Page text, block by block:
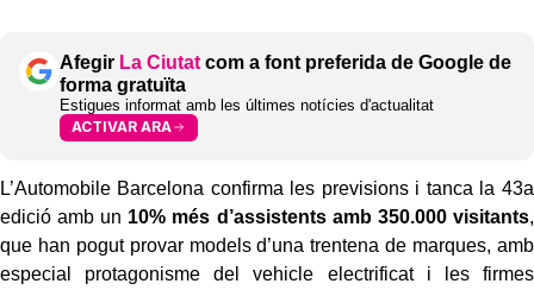
Afegir La Ciutat com a font preferida de Google de
forma gratuïta
Estigues informat amb les últimes notícies d'actualitat
ACTIVAR ARA
L’Automobile Barcelona confirma les previsions i tanca la 43a
edició amb un 10% més d’assistents amb 350.000 visitants,
que han pogut provar models d’una trentena de marques, amb
especial protagonisme del vehicle electrificat i les firmes